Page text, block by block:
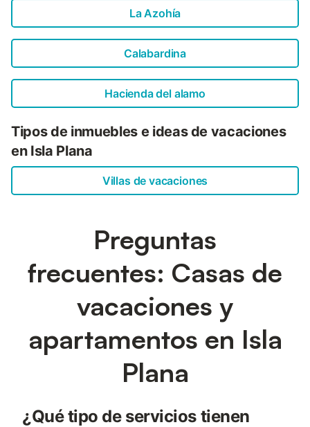
La Azohía
Calabardina
Hacienda del alamo
Tipos de inmuebles e ideas de vacaciones
en Isla Plana
Villas de vacaciones
Preguntas
frecuentes: Casas de
vacaciones y
apartamentos en Isla
Plana
¿Qué tipo de servicios tienen